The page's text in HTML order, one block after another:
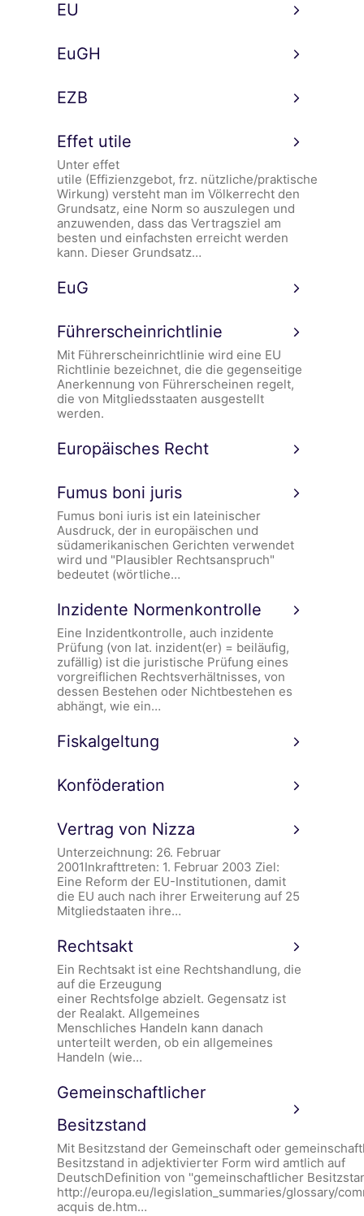
EU
EuGH
EZB
Effet utile
Unter effet
utile (Effizienzgebot, frz. nützliche/praktische
Wirkung) versteht man im Völkerrecht den
Grundsatz, eine Norm so auszulegen und
anzuwenden, dass das Vertragsziel am
besten und einfachsten erreicht werden
kann. Dieser Grundsatz…
EuG
Führerscheinrichtlinie
Mit Führerscheinrichtlinie wird eine EU
Richtlinie bezeichnet, die die gegenseitige
Anerkennung von Führerscheinen regelt,
die von Mitgliedsstaaten ausgestellt
werden.
Europäisches Recht
Fumus boni juris
Fumus boni iuris ist ein lateinischer
Ausdruck, der in europäischen und
südamerikanischen Gerichten verwendet
wird und "Plausibler Rechtsanspruch"
bedeutet (wörtliche…
Inzidente Normenkontrolle
Eine Inzidentkontrolle, auch inzidente
Prüfung (von lat. inzident(er) = beiläufig,
zufällig) ist die juristische Prüfung eines
vorgreiflichen Rechtsverhältnisses, von
dessen Bestehen oder Nichtbestehen es
abhängt, wie ein…
Fiskalgeltung
Konföderation
Vertrag von Nizza
Unterzeichnung: 26. Februar
2001Inkrafttreten: 1. Februar 2003 Ziel:
Eine Reform der EU-Institutionen, damit
die EU auch nach ihrer Erweiterung auf 25
Mitgliedstaaten ihre…
Rechtsakt
Ein Rechtsakt ist eine Rechtshandlung, die
auf die Erzeugung
einer Rechtsfolge abzielt. Gegensatz ist
der Realakt. Allgemeines
Menschliches Handeln kann danach
unterteilt werden, ob ein allgemeines
Handeln (wie…
Gemeinschaftlicher
Besitzstand
Mit Besitzstand der Gemeinschaft oder
Besitzstand in adjektivierter Form wird amtlich auf
DeutschDefinition von ''gemeinschaftlicher
http://europa.eu/legislation_summaries/glossary/
acquis de.htm…